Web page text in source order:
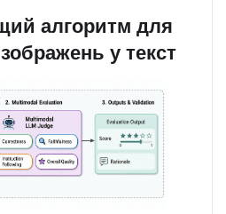
алгоритм для
у текст